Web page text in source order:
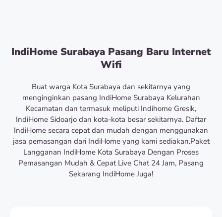
IndiHome Surabaya Pasang Baru Internet
Wifi
Buat warga Kota Surabaya dan sekitarnya yang
menginginkan pasang IndiHome Surabaya Kelurahan
Kecamatan dan termasuk meliputi Indihome Gresik,
IndiHome Sidoarjo dan kota-kota besar sekitarnya. Daftar
IndiHome secara cepat dan mudah dengan menggunakan
jasa pemasangan dari IndiHome yang kami sediakan.Paket
Langganan IndiHome Kota Surabaya Dengan Proses
Pemasangan Mudah & Cepat Live Chat 24 Jam, Pasang
Sekarang IndiHome Juga!